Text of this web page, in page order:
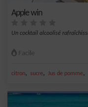
Apple win
Un cocktail alcoolisé
Facile
citron, sucre, Jus de pomme,